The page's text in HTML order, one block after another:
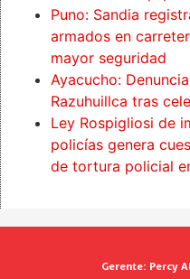
Puno: Sandia
armados en
mayor seguridad
Ayacucho:
Razuhuillca tras
Ley Rospigliosi de
policías genera
de tortura policial
Gerente: Percy